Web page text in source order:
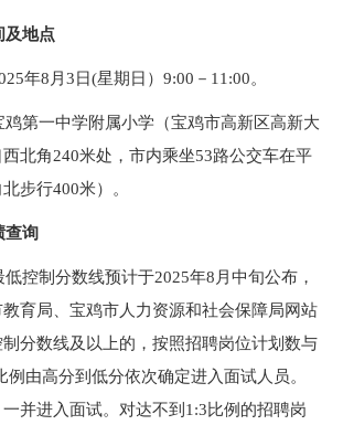
及地点
年8月3日(星期日）9:00－11:00。
鸡第一中学附属小学（宝鸡市高新区高新大
北角240米处，市内乘坐53路公交车在平
步行400米）。
查询
控制分数线预计于2025年8月中旬公布，
育局、宝鸡市人力资源和社会保障局网站
分数线及以上的，按照招聘岗位计划数与
例由高分到低分依次确定进入面试人员。
并进入面试。对达不到1:3比例的招聘岗